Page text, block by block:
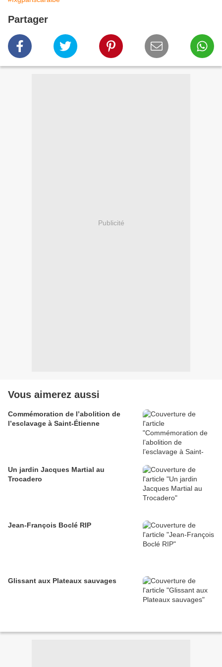
Partager
Publicité
Vous aimerez aussi
Commémoration de l’abolition de
l’esclavage à Saint-Étienne
Un jardin Jacques Martial au
Trocadero
Jean-François Boclé RIP
Glissant aux Plateaux sauvages